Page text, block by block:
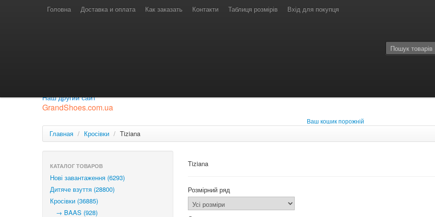
Головна Доставка и оплата Как заказать Контакти Таблиця розмірів Вхід для покупця
Лайф: (063) 527-76-88 МТС: (050) 967-41-33
Наш другий сайт
GrandShoes.com.ua
Ваш кошик порожній
Главная / Кросівки / Tiziana
КАТАЛОГ ТОВАРОВ
Нові завантаження (6293)
Дитяче взуття (28800)
Кросівки (36885)
→ BAAS (928)
Tiziana
Розмірний ряд